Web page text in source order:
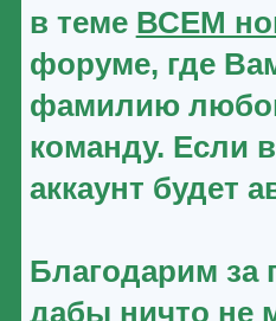
в теме ВСЕМ
форуме, где
фамилию
команду. Если
аккаунт будет
Благодарим за
дабы ничто не